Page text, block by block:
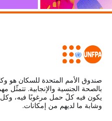
صندوق الأمم المتحدة للسكان هو
بالصحة الجنسية والإنجابية. تتمثّل
يكون فيه كلّ حمل مرغوبًا فيه،
وشابة ما لديهم من إمكانات.